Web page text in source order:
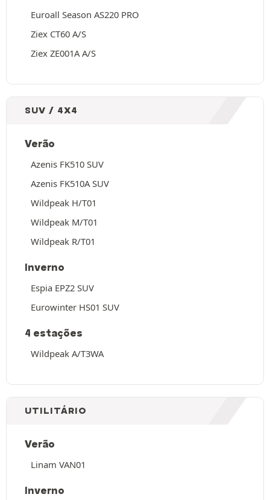
Euroall Season AS220 PRO
Ziex CT60 A/S
Ziex ZE001A A/S
SUV / 4X4
Verão
Azenis FK510 SUV
Azenis FK510A SUV
Wildpeak H/T01
Wildpeak M/T01
Wildpeak R/T01
Inverno
Espia EPZ2 SUV
Eurowinter HS01 SUV
4 estações
Wildpeak A/T3WA
UTILITÁRIO
Verão
Linam VAN01
Inverno